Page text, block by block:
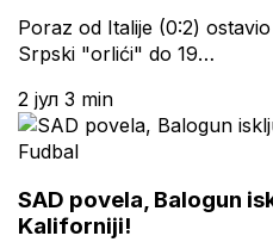
Poraz od Italije (0:2)
Srpski "orlići" do 19…
2 јул 3 min
Fudbal
SAD povela, Balogun
Kaliforniji!